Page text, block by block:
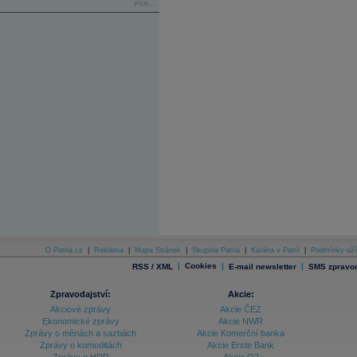
více...
O Patria.cz Reklama Mapa Stránek Skupina Patria Kariéra v Patrii Podmínky
RSS / XML | Cookies | E-mail newsletter | SMS
Zpravodajství:
Akciové zprávy
Ekonomické zprávy
Zprávy o měnách a sazbách
Zprávy o komoditách
Akcie:
Akcie ČEZ
Akcie NWR
Akcie Komerční banka
Akcie Erste Bank